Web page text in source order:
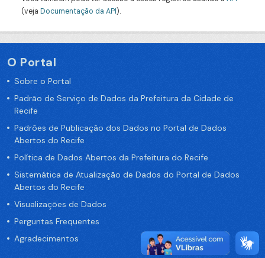
(veja Documentação da API).
O Portal
Sobre o Portal
Padrão de Serviço de Dados da Prefeitura da Cidade de
Recife
Padrões de Publicação dos Dados no Portal de Dados
Abertos do Recife
Política de Dados Abertos da Prefeitura do Recife
Sistemática de Atualização de Dados do Portal de Dados
Abertos do Recife
Visualizações de Dados
Perguntas Frequentes
Agradecimentos